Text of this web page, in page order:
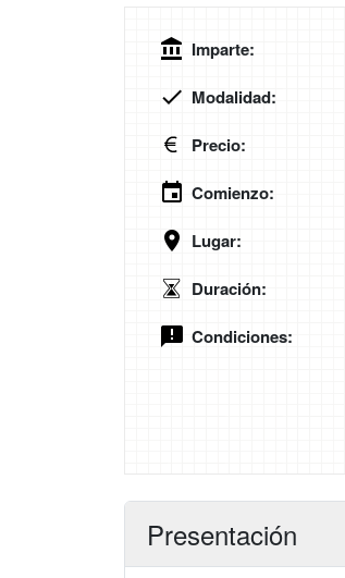
Imparte:
Modalidad:
Precio:
Comienzo:
Lugar:
Duración:
Condiciones:
Presentación